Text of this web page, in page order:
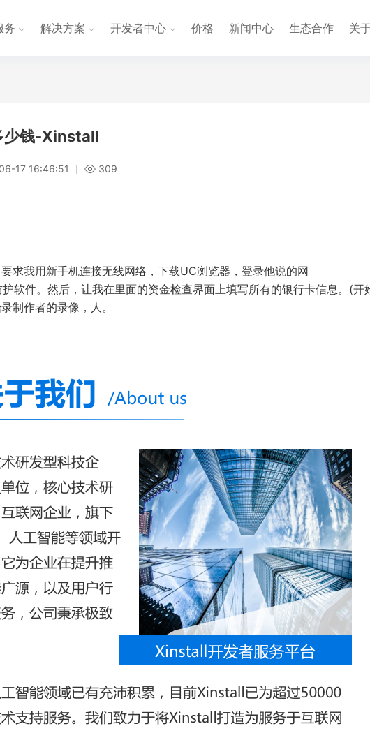
务 解决方案 开发者中心 价格 新闻中心 生态合作 关
少钱-Xinstall
17 16:46:51 309
求我用新手机连接无线网络，下载UC浏览器，登录他说的网
软件。然后，让我在里面的资金检查界面上填写所有的银行卡信息。(开
制作者的录像，人。